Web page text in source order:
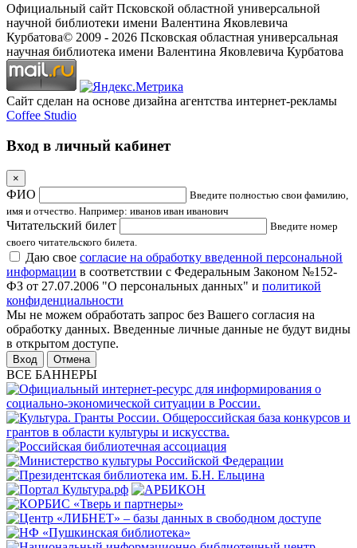
Официальный сайт Псковской областной универсальной
научной библиотеки имени Валентина Яковлевича
Курбатова© 2009 - 2026 Псковская областная универсальная
научная библиотека имени Валентина Яковлевича Курбатова
Сайт сделан на основе дизайна агентства интернет-рекламы
Coffee Studio
Вход в личный кабинет
×
ФИО
Введите полностью свои фамилию,
имя и отчество. Например: иванов иван иванович
Читательский билет
Введите номер
своего читательского билета.
Даю свое согласие на обработку введенной персональной
информации в соответствии с Федеральным Законом №152-
ФЗ от 27.07.2006 "О персональных данных" и политикой
конфиденциальности
Мы не можем обработать запрос без Вашего согласия на
обработку данных. Введенные личные данные не будут видны
в открытом доступе.
Отмена
ВСЕ БАННЕРЫ